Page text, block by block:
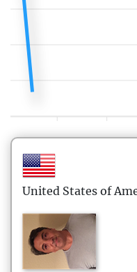
United States of